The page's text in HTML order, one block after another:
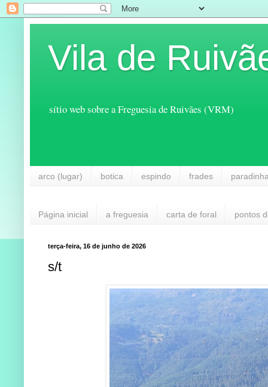
Vila de
sítio web sobre a Freguesia de Ruivães (VRM)
arco (lugar) botica espindo frades
Página inicial a freguesia carta de foral pontos
terça-feira, 16 de junho de 2026
s/t